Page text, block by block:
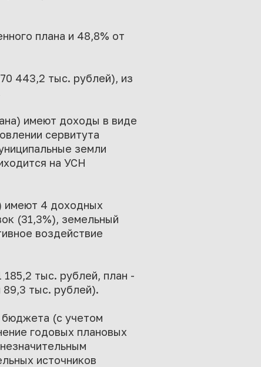
плана и 48,8% от
443,2 тыс. рублей), из
имеют доходы в виде
сервитута
земли
на УСН
имеют 4 доходных
(31,3%), земельный
воздействие
тыс. рублей, план -
тыс. рублей).
бюджета (с учетом
годовых плановых
источников